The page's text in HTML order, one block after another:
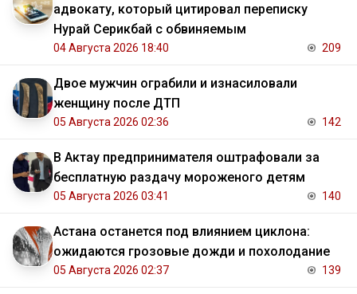
адвокату, который цитировал переписку
Нурай Серикбай с обвиняемым
04 Августа 2026 18:40 209
Двое мужчин ограбили и изнасиловали
женщину после ДТП
05 Августа 2026 02:36 142
В Актау предпринимателя оштрафовали за
бесплатную раздачу мороженого детям
05 Августа 2026 03:41 140
Астана останется под влиянием циклона:
ожидаются грозовые дожди и похолодание
05 Августа 2026 02:37 139